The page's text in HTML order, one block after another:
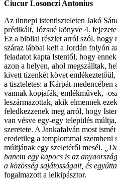
Ciucur Losonczi Antonius
Az ünnepi istentiszteleten Jakó
prédikált, Józsué könyve 4.
Ez a bibliai részlet arról szól, hogy
száraz lábbal kelt a Jordán folyón
feladatot kapta Istentől, hogy
azon a helyen, ahol megszálltak,
kivett tizenkét követ
a tiszteletes: a Kárpát-
vannak kopjafák, emlékművek, -
leszármazottak, akik elmennek
feledkezzenek meg arról, hogy
van vésve egy-egy település
szeretete. A Jankafalván most
eredetileg a templommal
múltjának egy szeletéről mesél.
hanem egy kapocs is az
a közösség sajátosságait, és
fogalmazott a lelkipásztor.